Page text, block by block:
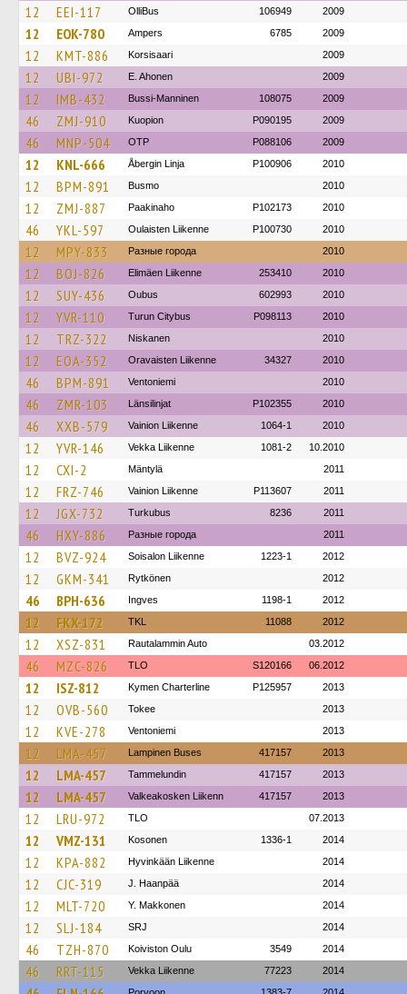
12 EEI-117 OlliBus 106949 2009
12 EOK-780 Ampers 6785 2009
12 KMT-886 Korsisaari 2009
12 UBI-972 E. Ahonen 2009
12 IMB-432 Bussi-Manninen 108075 2009
46 ZMJ-910 Kuopion P090195 2009
46 MNP-504 OTP P088106 2009
12 KNL-666 Åbergin Linja P100906 2010
12 BPM-891 Busmo 2010
12 ZMJ-887 Paakinaho P102173 2010
46 YKL-597 Oulaisten Liikenne P100730 2010
12 MPY-833 Разные города 2010
12 BOJ-826 Elimäen Liikenne 253410 2010
12 SUY-436 Oubus 602993 2010
12 YVR-110 Turun Citybus P098113 2010
12 TRZ-322 Niskanen 2010
12 EOA-352 Oravaisten Liikenne 34327 2010
46 BPM-891 Ventoniemi 2010
46 ZMR-103 Länsilinjat P102355 2010
46 XXB-579 Vainion Liikenne 1064-1 2010
12 YVR-146 Vekka Liikenne 1081-2 10.2010
12 CXI-2 Mäntylä 2011
12 FRZ-746 Vainion Liikenne P113607 2011
12 JGX-732 Turkubus 8236 2011
46 HXY-886 Разные города 2011
12 BVZ-924 Soisalon Liikenne 1223-1 2012
12 GKM-341 Rytkönen 2012
46 BPH-636 Ingves 1198-1 2012
12 FKX-172 TKL 11088 2012
12 XSZ-831 Rautalammin Auto 03.2012
46 MZC-826 TLO S120166 06.2012
12 ISZ-812 Kymen Charterline P125957 2013
12 OVB-560 Tokee 2013
12 KVE-278 Ventoniemi 2013
12 LMA-457 Lampinen Buses 417157 2013
12 LMA-457 Tammelundin 417157 2013
12 LMA-457 Valkeakosken Liikenn 417157 2013
12 LRU-972 TLO 07.2013
12 VMZ-131 Kosonen 1336-1 2014
12 KPA-882 Hyvinkään Liikenne 2014
12 CJC-319 J. Haanpää 2014
12 MLT-720 Y. Makkonen 2014
12 SLJ-184 SRJ 2014
46 TZH-870 Koiviston Oulu 3549 2014
46 RRT-115 Vekka Liikenne 77223 2014